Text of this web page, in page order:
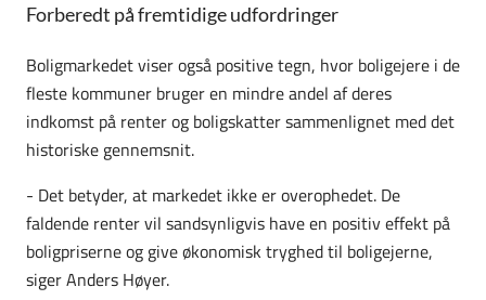
Forberedt på fremtidige udfordringer
Boligmarkedet viser også positive tegn, hvor boligejere i de
fleste kommuner bruger en mindre andel af deres
indkomst på renter og boligskatter sammenlignet med det
historiske gennemsnit.
- Det betyder, at markedet ikke er overophedet. De
faldende renter vil sandsynligvis have en positiv effekt på
boligpriserne og give økonomisk tryghed til boligejerne,
siger Anders Høyer.